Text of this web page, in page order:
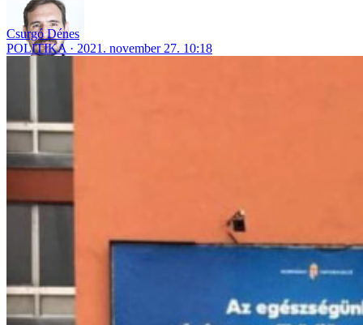
Csurgó Dénes
POLITIKA
2021. november 27. 10:18